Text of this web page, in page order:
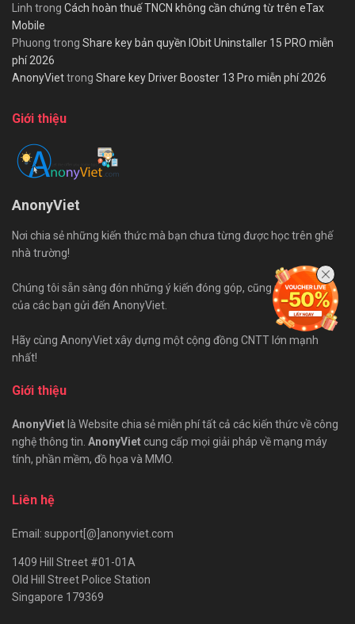
Linh trong Cách hoàn thuế TNCN không cần chứng từ trên eTax
Mobile
Phuong trong Share key bản quyền IObit Uninstaller 15 PRO miễn
phí 2026
AnonyViettrong Share key Driver Booster 13 Pro miễn phí 2026
Giới thiệu
AnonyViet
Nơi chia sẻ những kiến thức mà bạn chưa từng được học trên ghế
nhà trường!
Chúng tôi sẵn sàng đón những ý kiến đóng góp, cũng như bài viết
của các bạn gửi đến AnonyViet.
Hãy cùng AnonyViet xây dựng một cộng đồng CNTT lớn mạnh
nhất!
Giới thiệu
AnonyVietlà Website chia sẻ miễn phí tất cả các kiến thức về công
nghệ thông tin. AnonyViet cung cấp mọi giải pháp về mạng máy
tính, phần mềm, đồ họa và MMO.
Liên hệ
Email: support[@]anonyviet.com
1409 Hill Street #01-01A
Old Hill Street Police Station
Singapore 179369